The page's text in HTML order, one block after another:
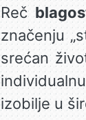
Reč
značenju
srećan
izobilje u